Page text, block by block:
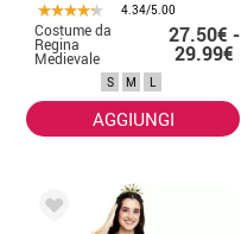
4.34/5.00
Costume da
Regina
Medievale
Vinotinto per
27.50€ -
29.99€
S M L
AGGIUNGI